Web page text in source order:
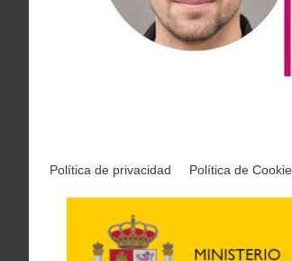
Política de privacidad Política de